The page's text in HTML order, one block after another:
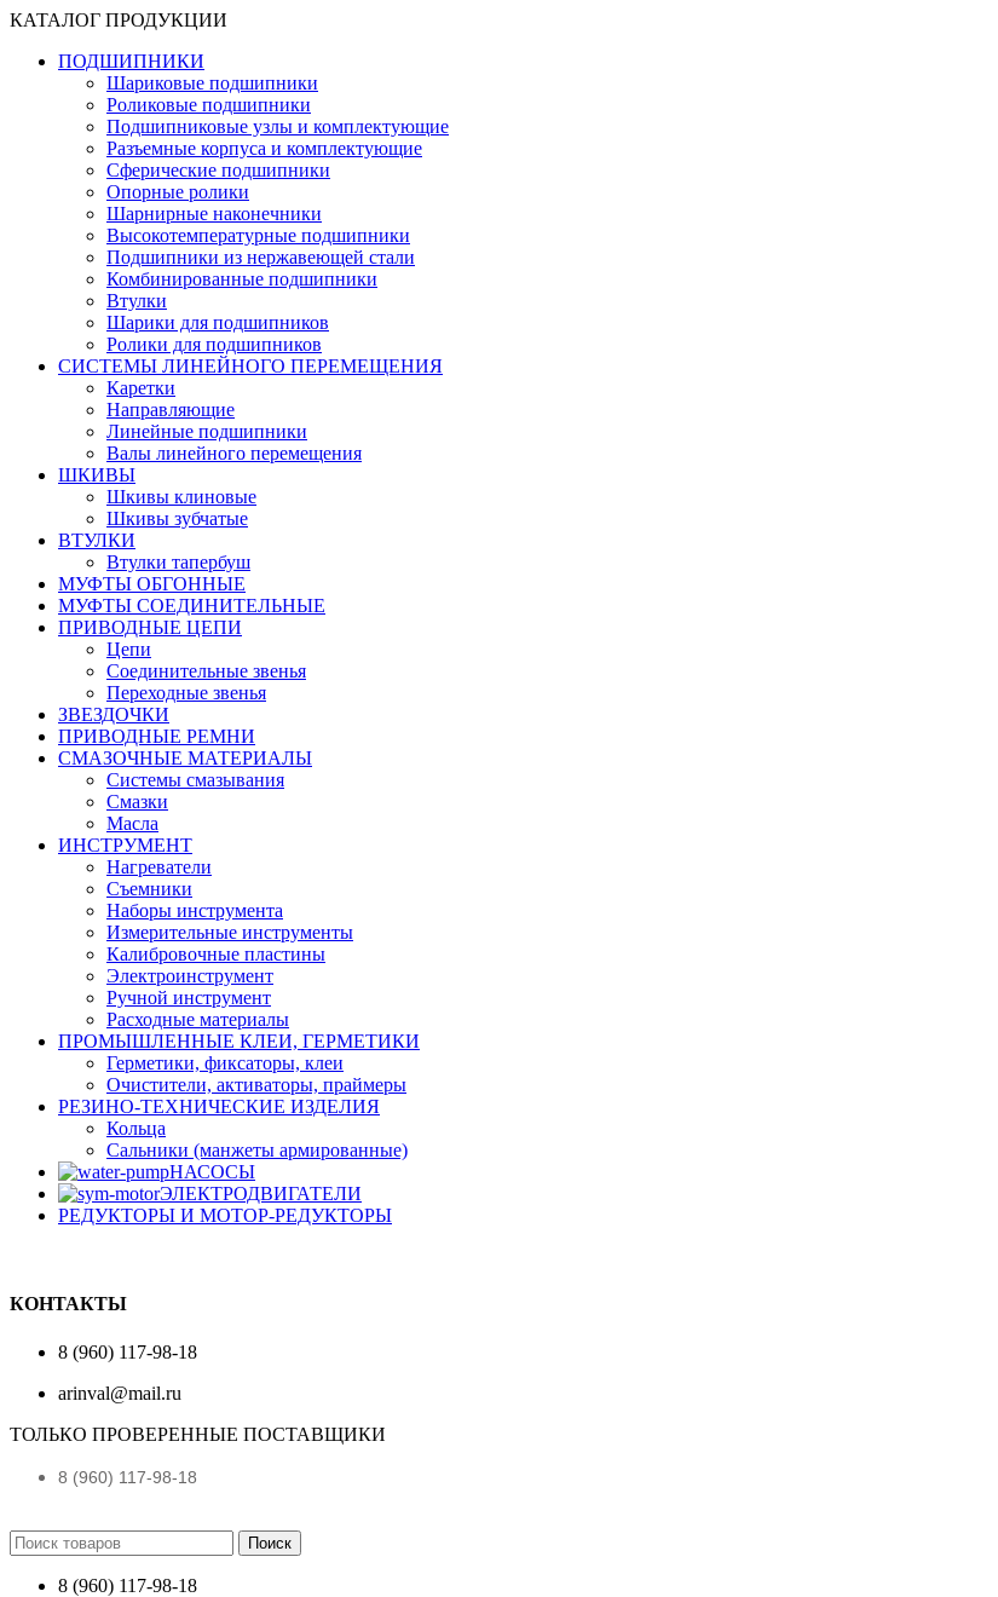
КАТАЛОГ ПРОДУКЦИИ
ПОДШИПНИКИ
Шариковые подшипники
Роликовые подшипники
Подшипниковые узлы и комплектующие
Разъемные корпуса и комплектующие
Сферические подшипники
Опорные ролики
Шарнирные наконечники
Высокотемпературные подшипники
Подшипники из нержавеющей стали
Комбинированные подшипники
Втулки
Шарики для подшипников
Ролики для подшипников
СИСТЕМЫ ЛИНЕЙНОГО ПЕРЕМЕЩЕНИЯ
Каретки
Направляющие
Линейные подшипники
Валы линейного перемещения
ШКИВЫ
Шкивы клиновые
Шкивы зубчатые
ВТУЛКИ
Втулки тапербуш
МУФТЫ ОБГОННЫЕ
МУФТЫ СОЕДИНИТЕЛЬНЫЕ
ПРИВОДНЫЕ ЦЕПИ
Цепи
Соединительные звенья
Переходные звенья
ЗВЕЗДОЧКИ
ПРИВОДНЫЕ РЕМНИ
СМАЗОЧНЫЕ МАТЕРИАЛЫ
Системы смазывания
Смазки
Масла
ИНСТРУМЕНТ
Нагреватели
Съемники
Наборы инструмента
Измерительные инструменты
Калибровочные пластины
Электроинструмент
Ручной инструмент
Расходные материалы
ПРОМЫШЛЕННЫЕ КЛЕИ, ГЕРМЕТИКИ
Герметики, фиксаторы, клеи
Очистители, активаторы, праймеры
РЕЗИНО-ТЕХНИЧЕСКИЕ ИЗДЕЛИЯ
Кольца
Сальники (манжеты армированные)
НАСОСЫ
ЭЛЕКТРОДВИГАТЕЛИ
РЕДУКТОРЫ И МОТОР-РЕДУКТОРЫ
КОНТАКТЫ
8 (960) 117-98-18
arinval@mail.ru
ТОЛЬКО ПРОВЕРЕННЫЕ ПОСТАВЩИКИ
8 (960) 117-98-18
Поиск
8 (960) 117-98-18